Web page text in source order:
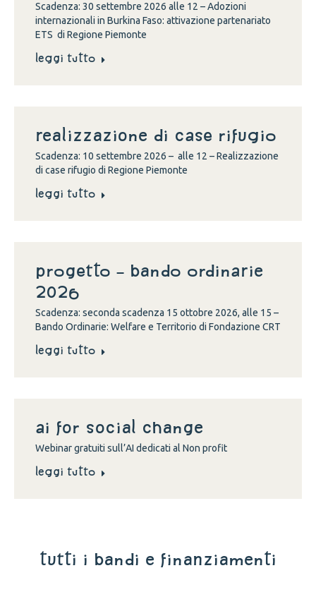
Scadenza: 30 settembre 2026 alle 12 – Adozioni
internazionali in Burkina Faso: attivazione partenariato
ETS di Regione Piemonte
Leggi tutto
Realizzazione di case rifugio
Scadenza: 10 settembre 2026 – alle 12 – Realizzazione
di case rifugio di Regione Piemonte
Leggi tutto
Progetto – Bando Ordinarie
2026
Scadenza: seconda scadenza 15 ottobre 2026, alle 15 –
Bando Ordinarie: Welfare e Territorio di Fondazione CRT
Leggi tutto
Ai for social change
Webinar gratuiti sull’AI dedicati al Non profit
Leggi tutto
tutti i bandi e finanziamenti